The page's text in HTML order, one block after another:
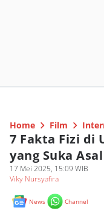
Home Film
7 Fakta Fizi di
yang Suka
17 Mei 2025, 15:09 WIB
Viky Nursyafira
News Channel